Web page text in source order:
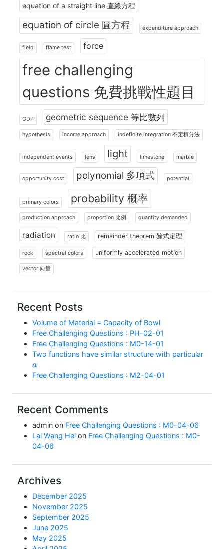
equation of a straight line 直線方程
equation of circle 圓方程 expenditure approach
field flame test force
free challenging
questions 免費挑戰性題目
GDP geometric sequence 等比數列
hypothesis income approach indefinite integration 不定積分法
independent events lens light limestone marble
opportunity cost polynomial 多項式 potential
primary colors probability 概率
production approach proportion 比例 quantity demanded
radiation ratio 比 remainder theorem 餘式定理
rock spectral colors uniformly accelerated motion
vector 向量
Recent Posts
Volume of Material = Capacity of Bowl
Free Challenging Questions : PH-02-01
Free Challenging Questions : M0-14-01
Two functions have similar structure with particular
a
Free Challenging Questions : M2-04-01
Recent Comments
admin on Free Challenging Questions : M0-04-06
Lai Wang Hei on Free Challenging Questions : M0-
04-06
Archives
December 2025
November 2025
September 2025
June 2025
May 2025